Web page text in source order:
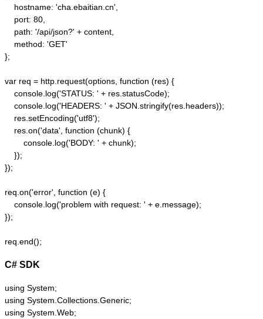
    hostname: 'cha.ebaitian.cn',
    port: 80,
    path: '/api/json?' + content,
    method: 'GET'
};
var req = http.request(options, function (res) {
    console.log('STATUS: ' + res.statusCode);
    console.log('HEADERS: ' + JSON.stringify(res.headers));
    res.setEncoding('utf8');
    res.on('data', function (chunk) {
        console.log('BODY: ' + chunk);
    });
});
req.on('error', function (e) {
    console.log('problem with request: ' + e.message);
});
C# SDK
using System;
using System.Collections.Generic;
using System.Web;